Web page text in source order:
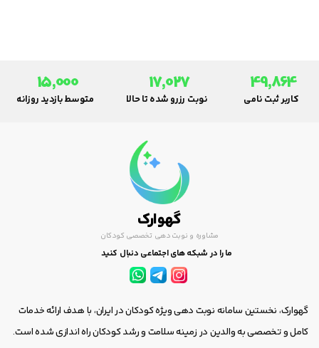
49,864
کاربر ثبت نامی
17,027
نوبت رزرو شده تا حالا
15,000
متوسط بازدید روزانه
گهوارک
مشاوره و نوبت دهی تخصصی کودکان
ما را در شبکه های اجتماعی دنبال کنید
گهوارک، نخستین سامانه نوبت دهی ویژه کودکان در ایران، با هدف ارائه خدمات
کامل و تخصصی به والدین در زمینه سلامت و رشد کودکان راه اندازی شده است.